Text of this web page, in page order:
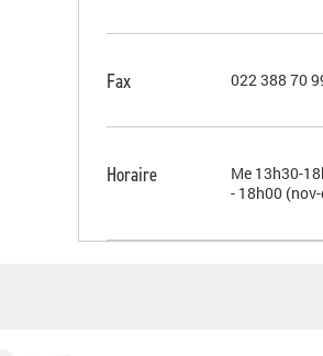
Fax 022 388 70
Horaire
Me 13h30-
- 18h00